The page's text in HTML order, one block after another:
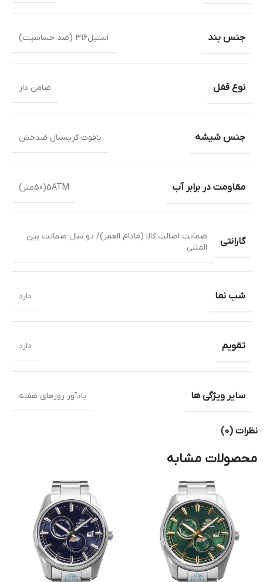
جنس بند استیل316 (ضد حساسیت)
نوع قفل ضامن دار
جنس شیشه یاقوت کریستال ضدخش
مقاومت در برابر آب 5ATM(50متر)
گارانتی
ضمانت اصالت کالا (مادام العمر)/ دو سال ضمانت بین
المللی
شب نما دارد
تقویم دارد
سایر ویژگی ها یادآور روزهای هفته
نظرات (0)
محصولات مشابه